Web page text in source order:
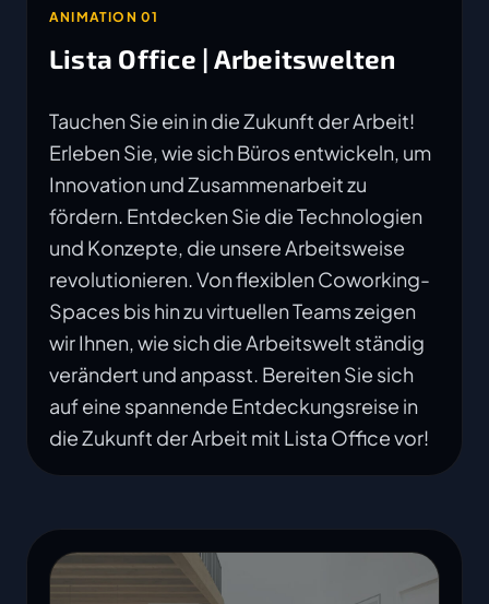
ANIMATION 01
Lista Office | Arbeitswelten
Tauchen Sie ein in die Zukunft der Arbeit!
Erleben Sie, wie sich Büros entwickeln, um
Innovation und Zusammenarbeit zu
fördern. Entdecken Sie die Technologien
und Konzepte, die unsere Arbeitsweise
revolutionieren. Von flexiblen Coworking-
Spaces bis hin zu virtuellen Teams zeigen
wir Ihnen, wie sich die Arbeitswelt ständig
verändert und anpasst. Bereiten Sie sich
auf eine spannende Entdeckungsreise in
die Zukunft der Arbeit mit Lista Office vor!